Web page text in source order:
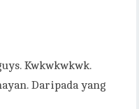
Kwkwkwkwk.
Daripada yang